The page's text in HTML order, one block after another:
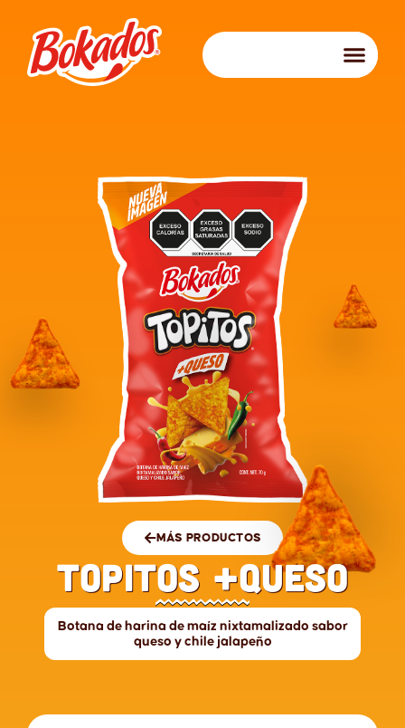
MÁS PRODUCTOS
Topitos +Queso
Botana de harina de maíz nixtamalizado sabor
queso y chile jalapeño